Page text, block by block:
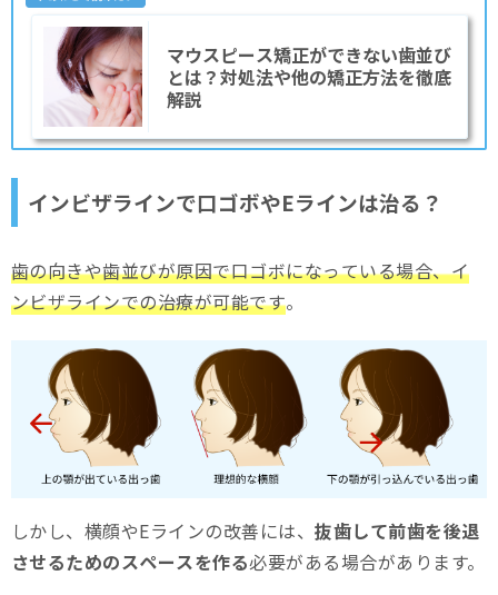
マウスピース矯正ができない歯並び
とは？対処法や他の矯正方法を徹底
解説
インビザラインで口ゴボやEラインは治る？
歯の向きや歯並びが原因で口ゴボになっている場合、イ
ンビザラインでの治療が可能です。
しかし、横顔やEラインの改善には、抜歯して前歯を後退
させるためのスペースを作る必要がある場合があります。